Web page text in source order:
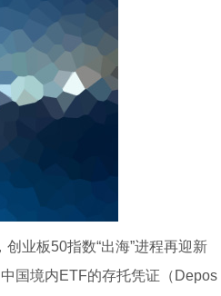
业板50指数“出海”进程再迎新
国境内ETF的存托凭证（Depos